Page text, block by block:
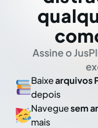
Assine o
Baixearquivos
depois
Naveguesem
mais